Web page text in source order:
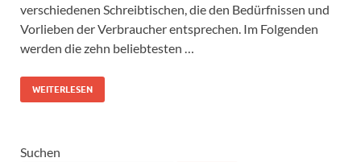
verschiedenen Schreibtischen, die den Bedürfnissen und
Vorlieben der Verbraucher entsprechen. Im Folgenden
werden die zehn beliebtesten …
WEITERLESEN
Suchen